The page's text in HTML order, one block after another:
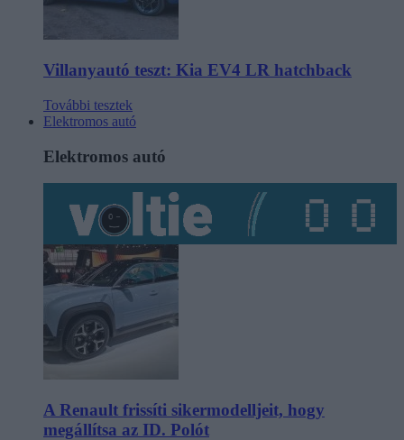
Villanyautó teszt: Kia EV4 LR hatchback
További tesztek
Elektromos autó
Elektromos autó
A Renault frissíti sikermodelljeit, hogy
megállítsa az ID. Polót